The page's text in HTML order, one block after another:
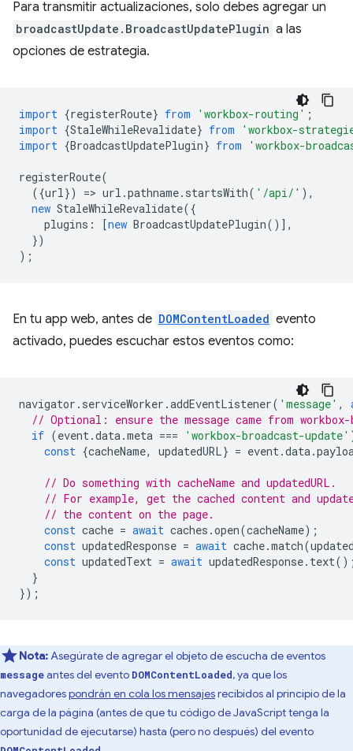
Para transmitir actualizaciones, solo debes agregar un
broadcastUpdate.BroadcastUpdatePlugin a las
opciones de estrategia.
import {registerRoute} from 'workbox-routing' ;
import {StaleWhileRevalidate} from
'workbox-
import {BroadcastUpdatePlugin} from 'workbox-
registerRoute(
({url}) => url .pathname. startsWith( '/api/' ),
new StaleWhileRevalidate({
plugins : [new BroadcastUpdatePlugin()],
})
);
En tu app web, antes de DOMContentLoaded evento
activado, puedes escuchar estos eventos como:
navigator . serviceWorker .addEventListener( 'message' ,
// Optional: ensure the message came from workbox-
if (event.data.meta === 'workbox-broadcast-update'
const {cacheName, updatedURL} = event.data.
// Do something with cacheName and updatedURL.
// For example, get the cached content and
// the content on the page.
const cache = await caches .open(cacheName);
const updatedResponse = await cache.match(
const updatedText = await updatedResponse. text
}
});
Nota:Asegúrate de agregar el objeto de escucha de eventos
messageantes del evento DOMContentLoaded, ya que los
navegadorespondrán en cola los mensajesrecibidos al principio de la
carga de la página (antes de que tu código de JavaScript tenga la
oportunidad de ejecutarse) hasta (pero no después) del evento